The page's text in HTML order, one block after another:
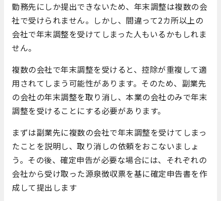
勤務先にしか提出できないため、年末調整は複数の会
社で受けられません。しかし、間違って2カ所以上の
会社で年末調整を受けてしまった人もいるかもしれま
せん。
複数の会社で年末調整を受けると、控除が重複して適
用されてしまう可能性があります。そのため、副業先
の会社の年末調整を取り消し、本業の会社のみで年末
調整を受けることにする必要があります。
まずは副業先に複数の会社で年末調整を受けてしまっ
たことを説明し、取り消しの依頼をおこないましょ
う。その後、確定申告が必要な場合には、それぞれの
会社から受け取った源泉徴収票を基に確定申告書を作
成して提出します